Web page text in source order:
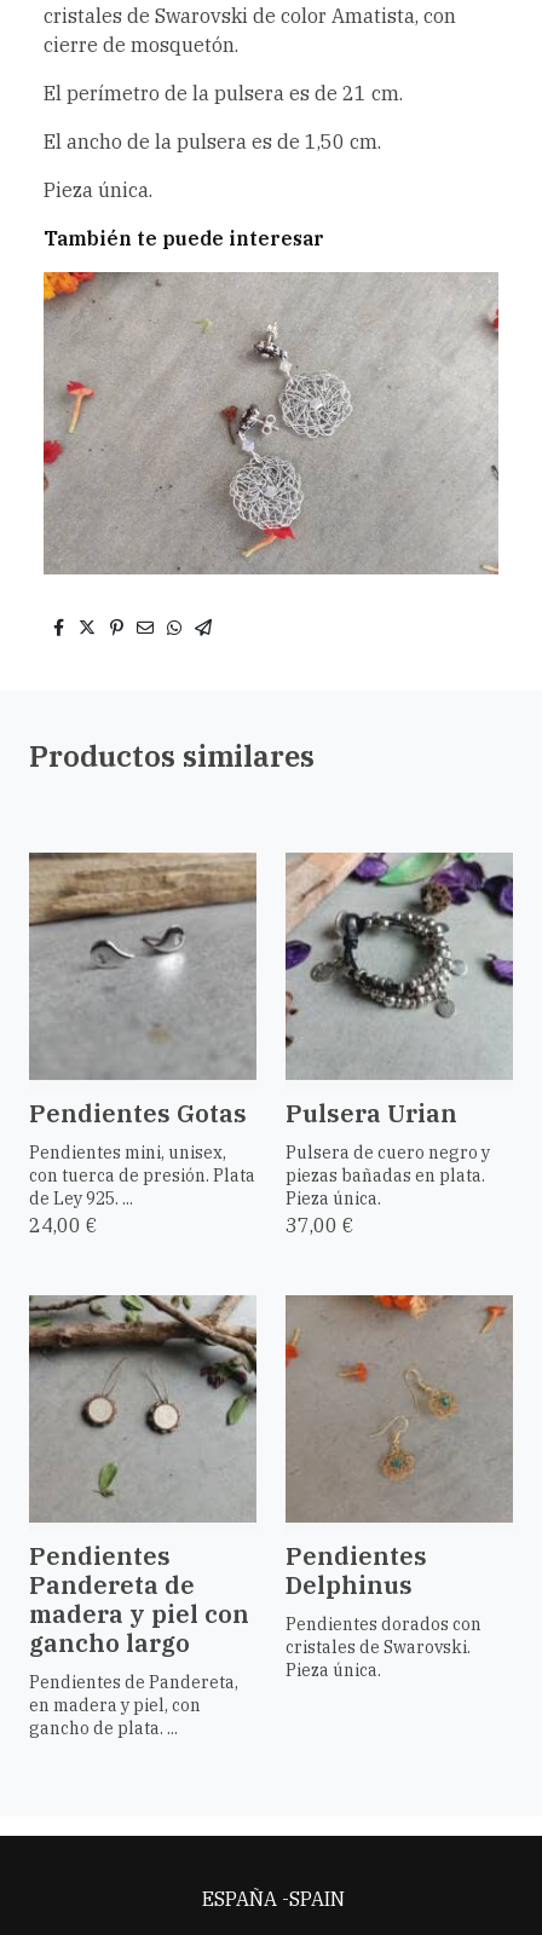
cristales de Swarovski de color Amatista, con
cierre de mosquetón.
El perímetro de la pulsera es de 21 cm.
El ancho de la pulsera es de 1,50 cm.
Pieza única.
También te puede interesar
Productos similares
Pendientes Gotas
Pendientes mini, unisex,
con tuerca de presión. Plata
de Ley 925. ...
24,00 €
Pulsera Urian
Pulsera de cuero negro y
piezas bañadas en plata.
Pieza única.
37,00 €
Pendientes
Pandereta de
madera y piel con
gancho largo
Pendientes de Pandereta,
en madera y piel, con
gancho de plata. ...
Pendientes
Delphinus
Pendientes dorados con
cristales de Swarovski.
Pieza única.
ESPAÑA -SPAIN